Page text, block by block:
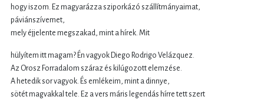
hogy iszom. Ez magyarázza sziporkázó szállítmányaimat,
páviánszívemet,
mely éjjelente megszakad, mint a hírek. Mit
hülyítem itt magam? Én vagyok Diego Rodrigo Velázquez.
Az Orosz Forradalom száraz és kilúgozott elemzése.
A hetedik sor vagyok. És emlékeim, mint a dinnye,
sötét magvakkal tele. Ez a vers máris legendás hírre tett szert